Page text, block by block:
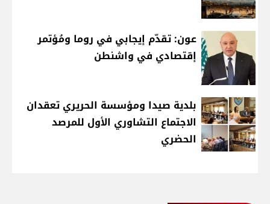
عون: تقدّم إيجابي في روما ومُؤتمر
إقتصادي في واشنطن
بلدية صيدا ومؤسسة الحريري تعقدان
الاجتماع التشاوري الأول للمرصد
الحضري